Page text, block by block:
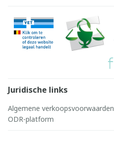
Juridische links
Algemene verkoopsvoorwaarden
ODR-platform